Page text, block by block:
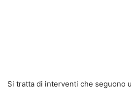
Si tratta di interventi che seguono